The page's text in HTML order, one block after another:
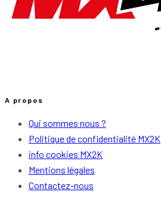
A propos
Qui sommes nous ?
Politique de confidentialité MX2K
info cookies MX2K
Mentions légales
Contactez-nous